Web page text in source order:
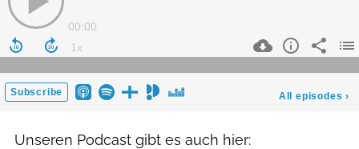
Unseren Podcast gibt es auch hier: